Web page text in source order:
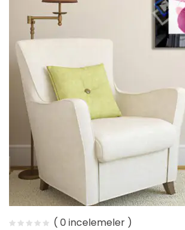
( 0 incelemeler )